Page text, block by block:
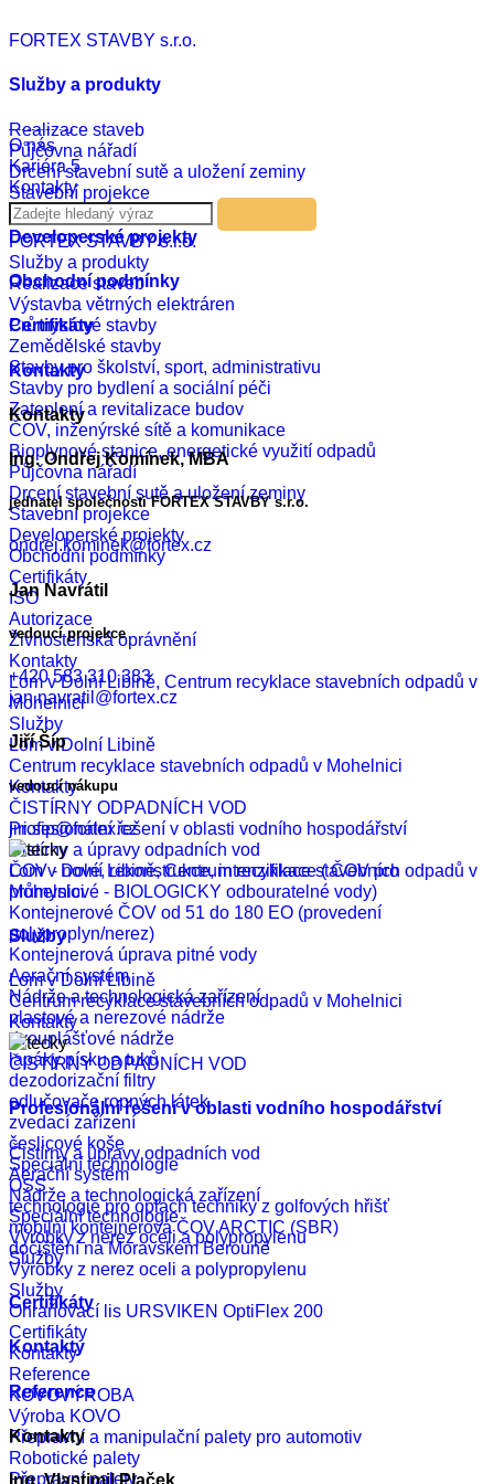
FORTEX STAVBY s.r.o.
Služby a produkty
Realizace staveb
Půjčovna nářadí
Drcení stavební sutě a uložení zeminy
Stavební projekce
Developerské projekty
Obchodní podmínky
Certifikáty
Kontakty
Kontakty
Ing. Ondřej Komínek, MBA
jednatel společnosti FORTEX STAVBY s.r.o.
ondrej.kominek@fortex.cz
Jan Navrátil
vedoucí projekce
+420 583 310 383
jan.navratil@fortex.cz
Jiří Šíp
vedoucí nákupu
jiri.sip@fortex.cz
Lom v Dolní Libině, Centrum recyklace stavebních odpadů v
Mohelnici
Služby
Lom v Dolní Libině
Centrum recyklace stavebních odpadů v Mohelnici
Kontakty
ČISTÍRNY ODPADNÍCH VOD
Profesionální řešení v oblasti vodního hospodářství
Čistírny a úpravy odpadních vod
Aerační systém
Nádrže a technologická zařízení
Speciální technologie
Výrobky z nerez oceli a polypropylenu
Služby
Certifikáty
Kontakty
Reference
Kontakty
Ing. Vlastimil Plaček
English
German
Aktuality
O nás
Kariéra5
Kontakty
FORTEX STAVBY s.r.o.
Služby a produkty
Realizace staveb
Výstavba větrných elektráren
Průmyslové stavby
Zemědělské stavby
Stavby pro školství, sport, administrativu
Stavby pro bydlení a sociální péči
Zateplení a revitalizace budov
ČOV, inženýrské sítě a komunikace
Bioplynové stanice, energetické využití odpadů
Půjčovna nářadí
Drcení stavební sutě a uložení zeminy
Stavební projekce
Developerské projekty
Obchodní podmínky
Certifikáty
ISO
Autorizace
Živnostenská oprávnění
Kontakty
Lom v Dolní Libině, Centrum recyklace stavebních odpadů v
Mohelnici
Služby
Lom v Dolní Libině
Centrum recyklace stavebních odpadů v Mohelnici
Kontakty
ČISTÍRNY ODPADNÍCH VOD
Profesionální řešení v oblasti vodního hospodářství
Čistírny a úpravy odpadních vod
ČOV - nové, rekonstrukce, intenzifikace ( ČOV pro
průmyslové - BIOLOGICKY odbouratelné vody)
Kontejnerové ČOV od 51 do 180 EO (provedení
polyproplyn/nerez)
Kontejnerová úprava pitné vody
Aerační systém
Nádrže a technologická zařízení
plastové a nerezové nádrže
dvouplášťové nádrže
lapáky písku a tuků
dezodorizační filtry
odlučovače ropných látek
zvedací zařízení
česlicové koše
Speciální technologie
OSS
technologie pro oplach techniky z golfových hřišť
mobilní kontejnerová ČOV ARCTIC (SBR)
dočištění na Moravském Berouně
Výrobky z nerez oceli a polypropylenu
Služby
Ohraňovací lis URSVIKEN OptiFlex 200
Certifikáty
Kontakty
Reference
KOVOVÝROBA
Výroba KOVO
Přepravní a manipulační palety pro automotiv
Robotické palety
Přepravní palety